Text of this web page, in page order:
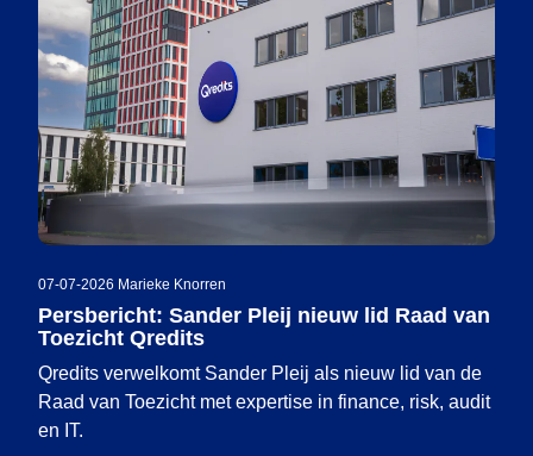
07-07-2026 Marieke Knorren
Persbericht: Sander Pleij nieuw lid Raad van
Toezicht Qredits
Qredits verwelkomt Sander Pleij als nieuw lid van de
Raad van Toezicht met expertise in finance, risk, audit
en IT.